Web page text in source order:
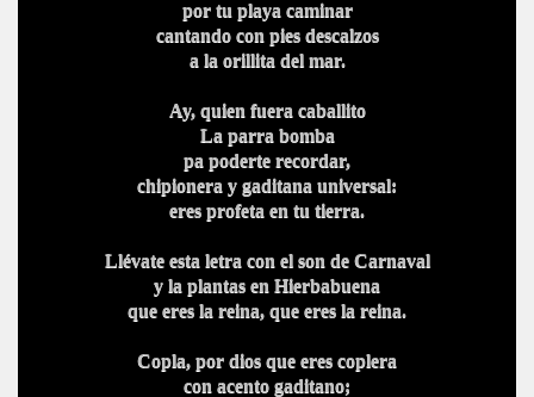
por tu playa caminar
cantando con pies descalzos
a la orillita del mar.
Ay, quien fuera caballito
La parra bomba
pa poderte recordar,
chipionera y gaditana universal:
eres profeta en tu tierra.
Llévate esta letra con el son de Carnaval
y la plantas en Hierbabuena
que eres la reina, que eres la reina.
Copla, por dios que eres coplera
con acento gaditano;